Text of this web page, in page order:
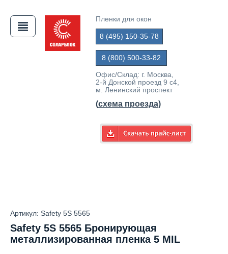
Пленки для окон
8 (495) 150-35-78
8 (800) 500-33-82
Офис/Склад: г. Москва,
2-й Донской проезд 9 с4,
м. Ленинский проспект
(схема проезда)
Артикул: Safety 5S 5565
Safety 5S 5565 Бронирующая
металлизированная пленка 5 MIL